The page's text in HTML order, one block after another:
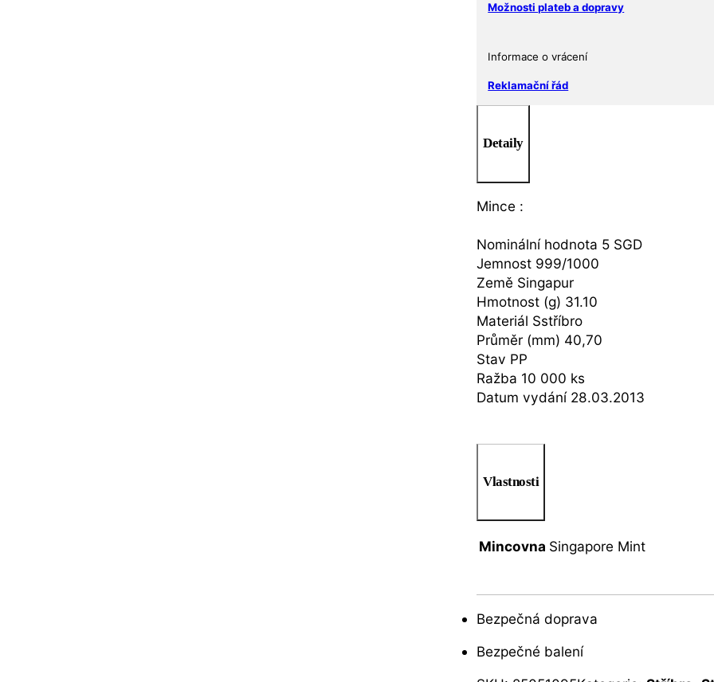
Možnosti plateb a dopravy
Informace o vrácení
Reklamační řád
Detaily
Mince :
Nominální hodnota 5 SGD
Jemnost 999/1000
Země Singapur
Hmotnost (g) 31.10
Materiál Sstříbro
Průměr (mm) 40,70
Stav PP
Ražba 10 000 ks
Datum vydání 28.03.2013
Vlastnosti
Mincovna Singapore Mint
Bezpečná doprava
Bezpečné balení